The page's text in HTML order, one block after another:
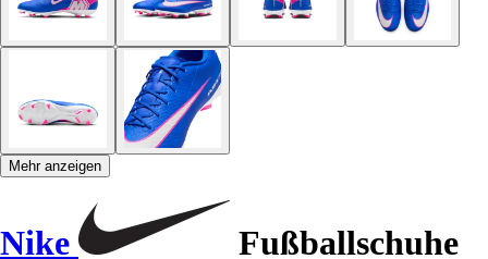
Mehr anzeigen
Nike
Fußballschuhe